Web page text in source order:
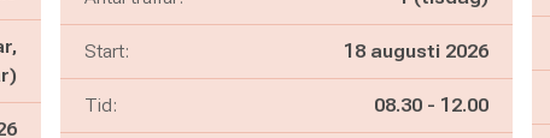
Start: 18 augusti 2026
Tid: Pågår mellan
08.30 - och
12.00